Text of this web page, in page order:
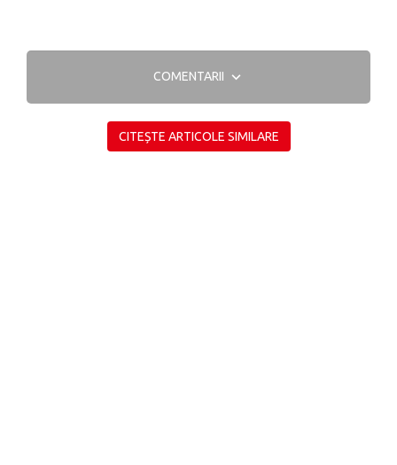
COMENTARII
CITEȘTE ARTICOLE SIMILARE